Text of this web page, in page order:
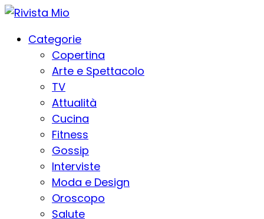
Categorie
Copertina
Arte e Spettacolo
TV
Attualità
Cucina
Fitness
Gossip
Interviste
Moda e Design
Oroscopo
Salute